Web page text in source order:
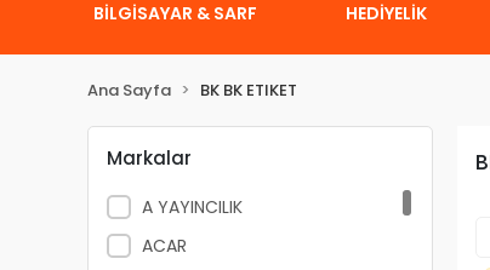
BİLGİSAYAR & SARF HEDİYELİK
Ana Sayfa BK BK ETIKET
Markalar
A YAYINCILIK
ACAR